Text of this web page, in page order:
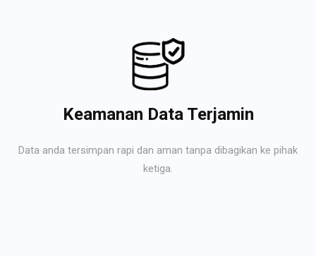
Keamanan Data Terjamin
Data anda tersimpan rapi dan aman tanpa dibagikan ke pihak
ketiga.